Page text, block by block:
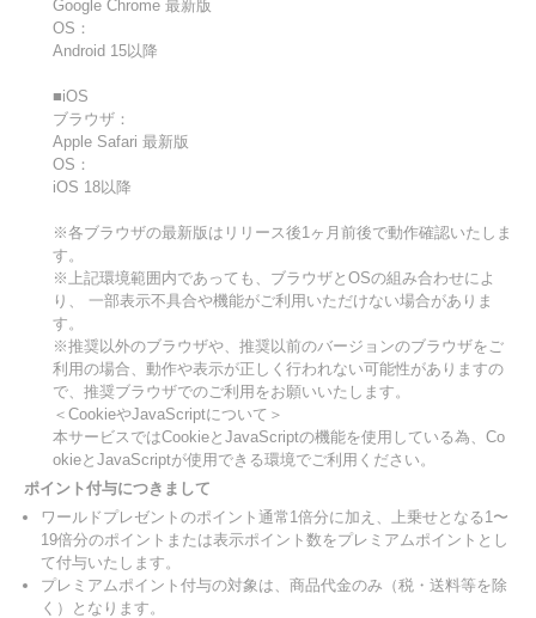
Google Chrome 最新版
OS：
Android 15以降
■iOS
ブラウザ：
Apple Safari 最新版
OS：
iOS 18以降
※各ブラウザの最新版はリリース後1ヶ月前後で動作確認いたしま
す。
※上記環境範囲内であっても、ブラウザとOSの組み合わせによ
り、 一部表示不具合や機能がご利用いただけない場合がありま
す。
※推奨以外のブラウザや、推奨以前のバージョンのブラウザをご
利用の場合、動作や表示が正しく行われない可能性がありますの
で、推奨ブラウザでのご利用をお願いいたします。
＜CookieやJavaScriptについて＞
本サービスではCookieとJavaScriptの機能を使用している為、Co
okieとJavaScriptが使用できる環境でご利用ください。
ポイント付与につきまして
ワールドプレゼントのポイント通常1倍分に加え、上乗せとなる1〜
19倍分のポイントまたは表示ポイント数をプレミアムポイントとし
て付与いたします。
プレミアムポイント付与の対象は、商品代金のみ（税・送料等を除
く）となります。